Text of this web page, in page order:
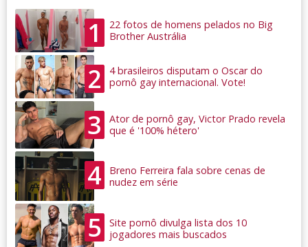
1
22 fotos de homens pelados no Big
Brother Austrália
2
4 brasileiros disputam o Oscar do
pornô gay internacional. Vote!
3
Ator de pornô gay, Victor Prado revela
que é '100% hétero'
4
Breno Ferreira fala sobre cenas de
nudez em série
5
Site pornô divulga lista dos 10
jogadores mais buscados